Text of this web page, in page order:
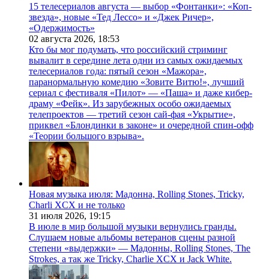
15 телесериалов августа — выбор «Фонтанки»: «Коп-
звезда», новые «Тед Лессо» и «Джек Ричер»,
«Одержимость»
02 августа 2026, 18:53
Кто бы мог подумать, что российский стриминг
вывалит в середине лета одни из самых ожидаемых
телесериалов года: пятый сезон «Мажора»,
паранормальную комедию «Зовите Витю!», лучший
сериал с фестиваля «Пилот» — «Паша» и даже кибер-
драму «Фейк». Из зарубежных особо ожидаемых
телепроектов — третий сезон сай-фая «Укрытие»,
приквел «Блондинки в законе» и очередной спин-офф
«Теории большого взрыва».
Новая музыка июля: Мадонна, Rolling Stones, Tricky,
Charli XCX и не только
31 июля 2026, 19:15
В июле в мир большой музыки вернулись гранды.
Слушаем новые альбомы ветеранов сцены разной
степени «выдержки» — Мадонны, Rolling Stones, The
Strokes, а так же Tricky, Charlie XCX и Jack White.